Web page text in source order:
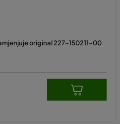
original 227-150211-00